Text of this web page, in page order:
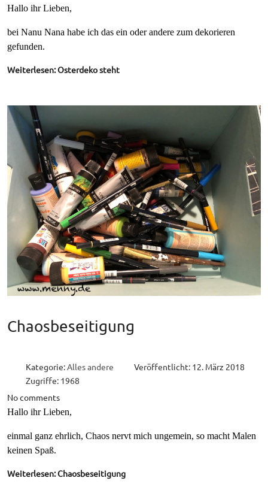
Hallo ihr Lieben,
bei Nanu Nana habe ich das ein oder andere zum dekorieren
gefunden.
Weiterlesen: Osterdeko steht
Chaosbeseitigung
Kategorie:Alles andere
Veröffentlicht: 12. März 2018
Zugriffe: 1968
No comments
Hallo ihr Lieben,
einmal ganz ehrlich, Chaos nervt mich ungemein, so macht Malen
keinen Spaß.
Weiterlesen: Chaosbeseitigung